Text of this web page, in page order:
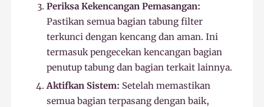
Periksa Kekencangan Pemasangan:
Pastikan semua bagian tabung filter
terkunci dengan kencang dan aman. Ini
termasuk pengecekan kencangan bagian
penutup tabung dan bagian terkait lainnya.
Aktifkan Sistem: Setelah memastikan
semua bagian terpasang dengan baik,